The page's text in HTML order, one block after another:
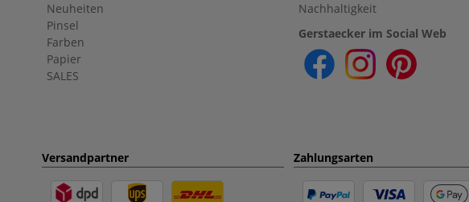
Neuheiten
Pinsel
Farben
Papier
SALES
Nachhaltigkeit
Gerstaecker im Social Web
Versandpartner Zahlungsarten